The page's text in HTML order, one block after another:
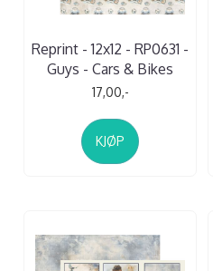
Reprint - 12x12 - RP0631 -
Guys - Cars & Bikes
17,00,-
KJØP